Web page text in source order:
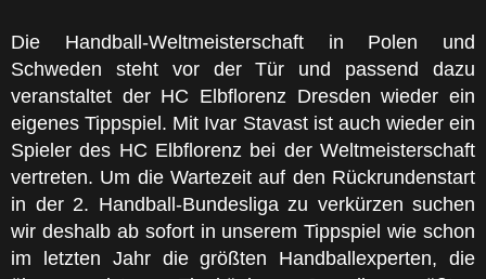
Die Handball-Weltmeisterschaft in Polen und
Schweden steht vor der Tür und passend dazu
veranstaltet der HC Elbflorenz Dresden wieder ein
eigenes Tippspiel. Mit Ivar Stavast ist auch wieder ein
Spieler des HC Elbflorenz bei der Weltmeisterschaft
vertreten. Um die Wartezeit auf den Rückrundenstart
in der 2. Handball-Bundesliga zu verkürzen suchen
wir deshalb ab sofort in unserem Tippspiel wie schon
im letzten Jahr die größten Handballexperten, die